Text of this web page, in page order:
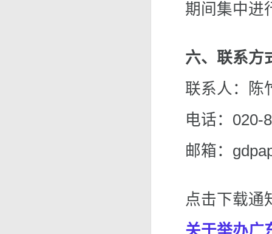
期间集中进
六、联系方
联系人：陈
电话：020-
邮箱：
点击下载通
关于举办广